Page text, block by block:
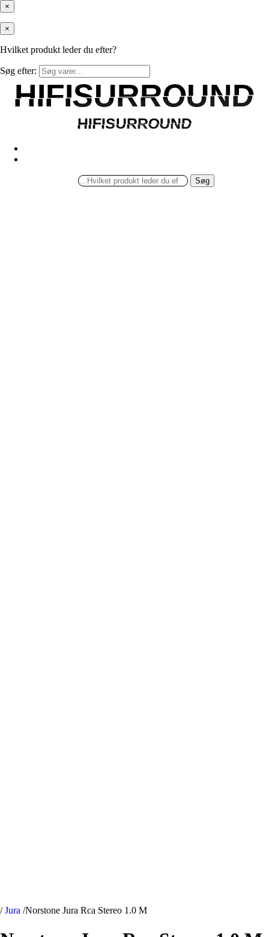
×
×
Hvilket produkt leder du efter?
Søg efter:
HIFISURROUND
HIFISURROUND
HIFISURROUND
HIFISURROUND
Søg
/ Jura /Norstone Jura Rca Stereo 1.0 M